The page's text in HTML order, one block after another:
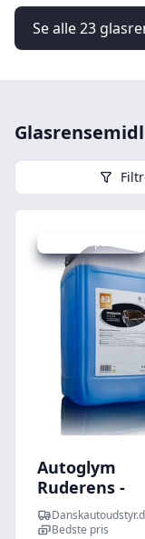
Se alle 23
Udsalg - spar 11 %
Autoglym
Ruderens -
AutoGlym
Window Clean
Bedste pris